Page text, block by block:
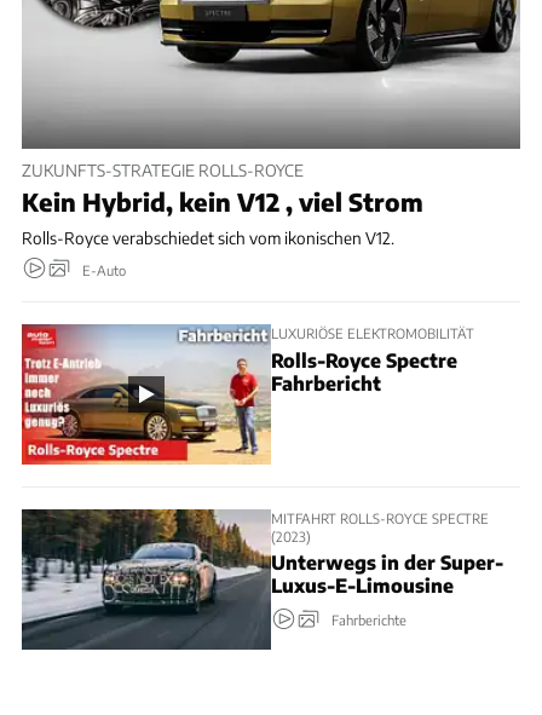
ZUKUNFTS-STRATEGIE ROLLS-ROYCE
Kein Hybrid, kein V12 , viel Strom
Rolls-Royce verabschiedet sich vom ikonischen V12.
E-Auto
LUXURIÖSE ELEKTROMOBILITÄT
Rolls-Royce Spectre
Fahrbericht
MITFAHRT ROLLS-ROYCE SPECTRE
(2023)
Unterwegs in der Super-
Luxus-E-Limousine
Fahrberichte